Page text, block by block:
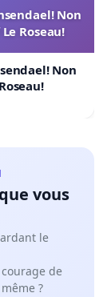
Non
Roseau!
Non
vous
le
de
?